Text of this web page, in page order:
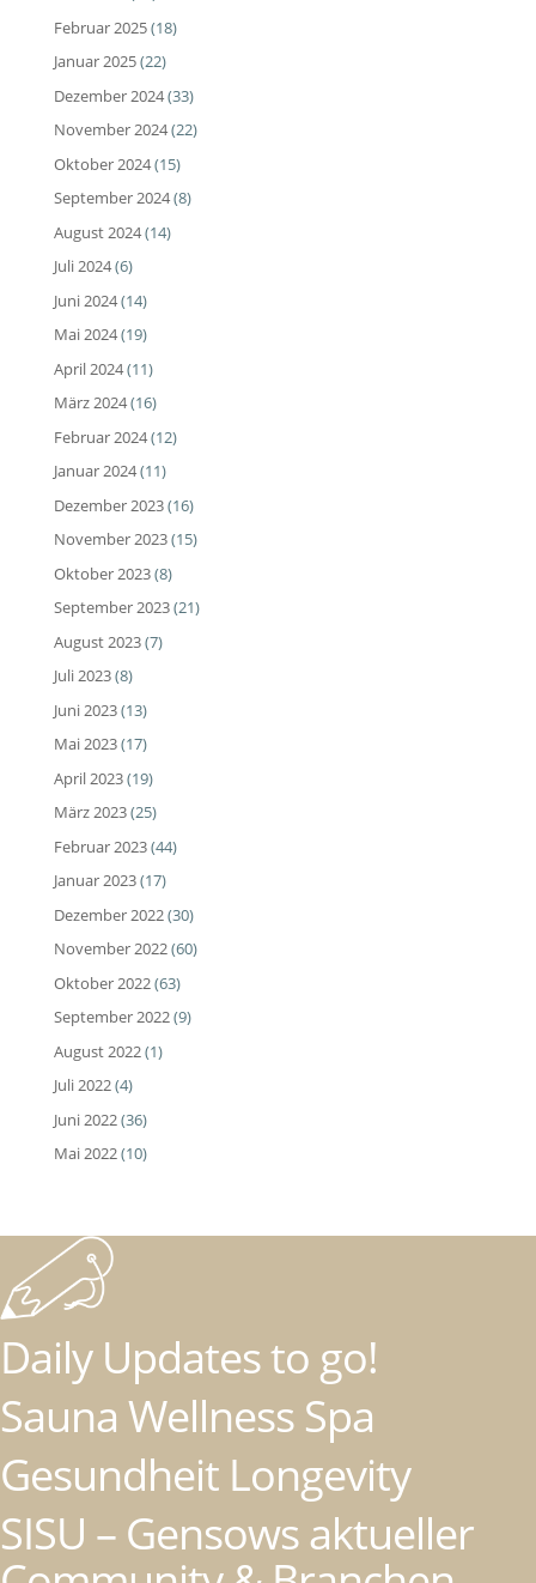
Februar 2025(18)
Januar 2025(22)
Dezember 2024(33)
November 2024(22)
Oktober 2024(15)
September 2024(8)
August 2024(14)
Juli 2024(6)
Juni 2024(14)
Mai 2024(19)
April 2024(11)
März 2024(16)
Februar 2024(12)
Januar 2024(11)
Dezember 2023(16)
November 2023(15)
Oktober 2023(8)
September 2023(21)
August 2023(7)
Juli 2023(8)
Juni 2023(13)
Mai 2023(17)
April 2023(19)
März 2023(25)
Februar 2023(44)
Januar 2023(17)
Dezember 2022(30)
November 2022(60)
Oktober 2022(63)
September 2022(9)
August 2022(1)
Juli 2022(4)
Juni 2022(36)
Mai 2022(10)
Daily Updates to go!
Sauna Wellness Spa
Gesundheit Longevity
SISU – Gensows aktueller